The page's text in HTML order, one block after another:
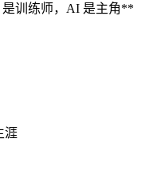
训练师，AI 是主角**
涯